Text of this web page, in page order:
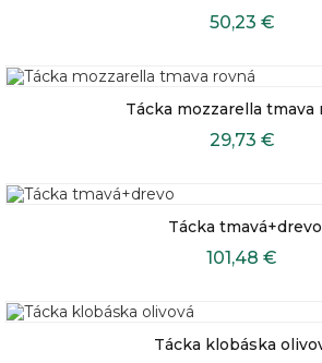
50,23 €
Tácka mozzarella tmava
29,73 €
Tácka tmavá+drevo
101,48 €
Tácka klobáska